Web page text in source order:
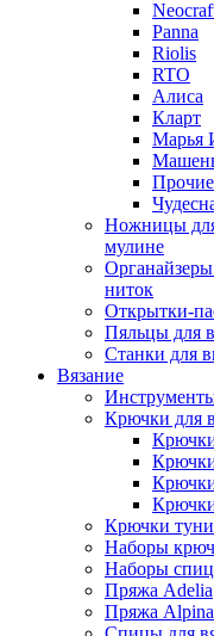
Panna
Riolis
RTO
Алиса
Кларт
Марья
Ножницы
мулине
ниток
Открытки-
Пяльцы для
Станки для
Вязание
Крючки для
Крючки
Наборы
Наборы
Пряжа Adelia
Пряжа Alpina